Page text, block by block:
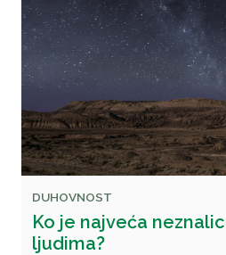
DUHOVNOST
Ko je najveća
ljudima?